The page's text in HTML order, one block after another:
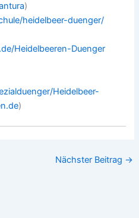
)
heidelbeer-duenger/
Heidelbeeren-Duenger
Heidelbeer-
)
Nächster Beitrag →